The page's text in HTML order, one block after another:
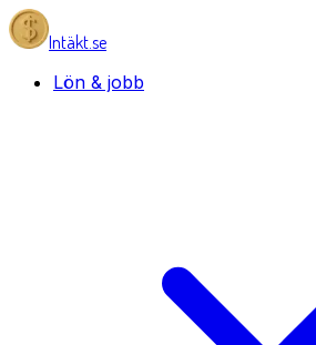
Intäkt.se
Lön & jobb